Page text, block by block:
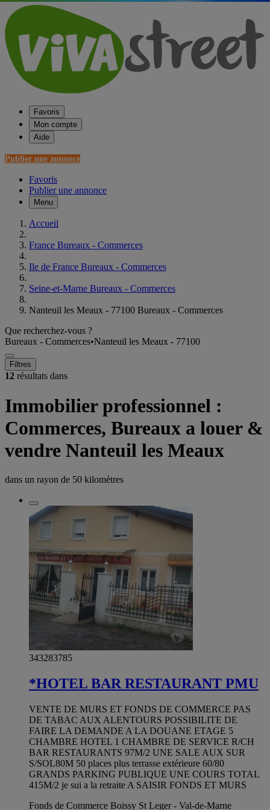
Favoris
Mon compte
Aide
Publier une annonce
Favoris
Publier une annonce
Menu
Accueil
France Bureaux - Commerces
Ile de France Bureaux - Commerces
Seine-et-Marne Bureaux - Commerces
Nanteuil les Meaux - 77100 Bureaux - Commerces
Que recherchez-vous ?
Bureaux - Commerces•Nanteuil les Meaux - 77100
Filtres
12 résultats dans
Immobilier professionnel :
Commerces, Bureaux a louer &
vendre Nanteuil les Meaux
dans un rayon de 50 kilomètres
343283785
*HOTEL BAR RESTAURANT PMU
VENTE DE MURS ET FONDS DE COMMERCE PAS
DE TABAC AUX ALENTOURS POSSIBILITE DE
FAIRE LA DEMANDE A LA DOUANE ETAGE 5
CHAMBRE HOTEL 1 CHAMBRE DE SERVICE R/CH
BAR RESTAURANTS 97M/2 UNE SALE AUX SUR
S/SOL80M 50 places plus terrasse extérieure 60/80
GRANDS PARKING PUBLIQUE UNE COURS TOTAL
415M/2 je sui a la retraite A SAISIR FONDS ET MURS
Fonds de Commerce Boissy St Leger - Val-de-Marne